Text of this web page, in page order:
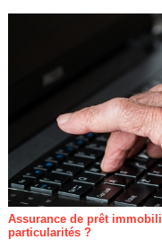
Assurance de prêt
particularités ?